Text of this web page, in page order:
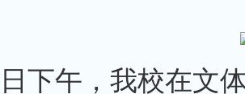
下午，我校在文